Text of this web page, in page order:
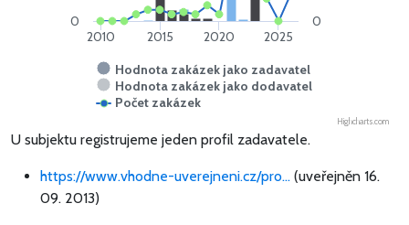
Hodnota zakázek jako zadavatel
Hodnota zakázek jako dodavatel
Počet zakázek
2010 2015 2020 2025
0 0
Highcharts.com
U subjektu registrujeme jeden profil zadavatele.
https://www.vhodne-uverejneni.cz/pro... (uveřejněn 16.
09. 2013)